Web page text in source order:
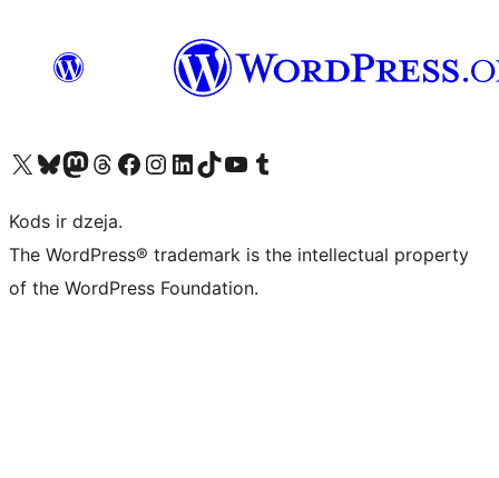
Apmeklējiet mūsu X (agrāk Twitter) kontu
Apmeklējiet mūsu Bluesky kontu
Apmeklējiet mūsu Mastodon kontu
Apmeklējiet mūsu Threads kontu
Apmeklējiet mūsu Facebook lapuApmeklējiet mūsu Instagram kontu
Apmeklējiet mūsu LinkedIn kontu
Apmeklējiet mūsu TikTok kontu
Apmeklējiet mūsu YouTube kanālu
Apmeklējiet mūsu Tumblr kontu
Kods ir dzeja.
The WordPress® trademark is the intellectual property
of the WordPress Foundation.